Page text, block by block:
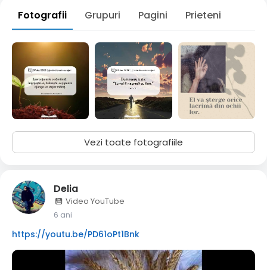
Fotografii Grupuri Pagini Prieteni
Vezi toate fotografiile
Delia
Video YouTube
6 ani
https://youtu.be/PD61oPt1Bnk